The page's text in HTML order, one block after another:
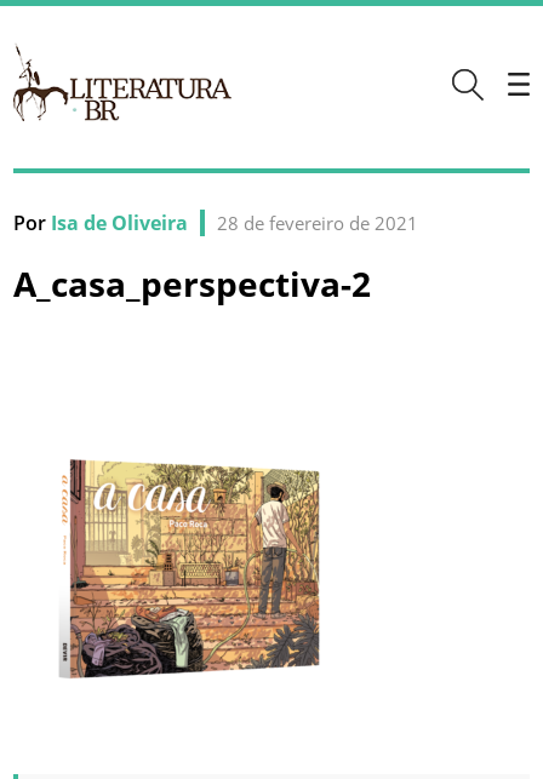
Por Isa de Oliveira 28 de fevereiro de 2021
A_casa_perspectiva-2